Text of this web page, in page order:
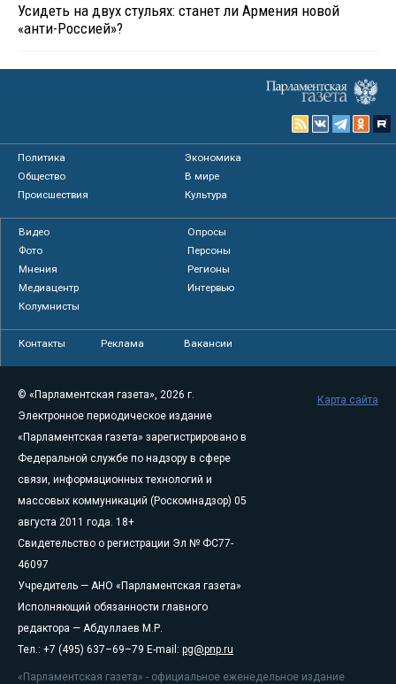
Усидеть на двух стульях: станет ли Армения новой
«анти-Россией»?
Политика
Экономика
Общество
В мире
Происшествия
Культура
Видео
Опросы
Фото
Персоны
Мнения
Регионы
Медиацентр
Интервью
Колумнисты
Контакты Реклама Вакансии
© «Парламентская газета», 2026 г.
Электронное периодическое издание
«Парламентская газета» зарегистрировано в
Федеральной службе по надзору в сфере
связи, информационных технологий и
массовых коммуникаций (Роскомнадзор) 05
августа 2011 года. 18+
Свидетельство о регистрации Эл № ФС77-
46097
Учредитель — АНО «Парламентская газета»
Исполняющий обязанности главного
редактора — Абдуллаев М.Р.
Тел.: +7 (495) 637–69–79 E-mail: pg@pnp.ru
«Парламентская газета» - официальное еженедельное издание
Карта сайта